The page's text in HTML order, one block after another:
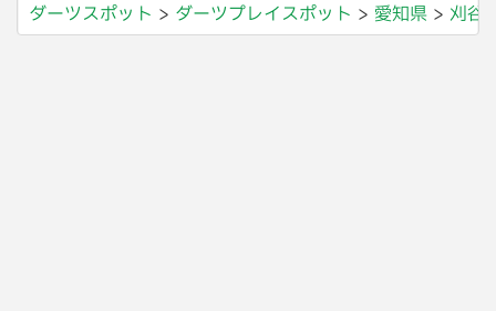
ダーツスポット ダーツプレイスポット 愛知県 刈谷